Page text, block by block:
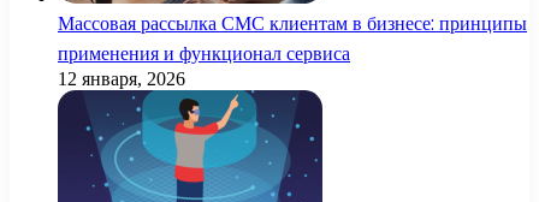
Массовая рассылка СМС клиентам в бизнесе: принципы
применения и функционал сервиса
12 января, 2026